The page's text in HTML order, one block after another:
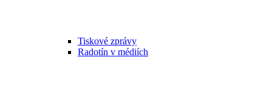
Tiskové zprávy
Radotín v médiích